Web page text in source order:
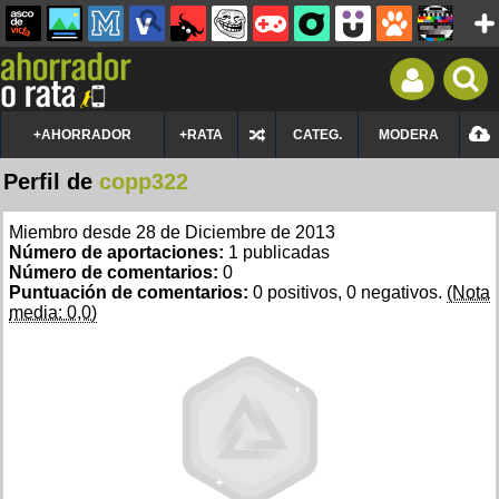
+AHORRADOR +RATA CATEG. MODERA
Perfil de copp322
Miembro desde 28 de Diciembre de 2013
Número de aportaciones: 1 publicadas
Número de comentarios: 0
Puntuación de comentarios: 0 positivos, 0 negativos. (Nota
media: 0,0)